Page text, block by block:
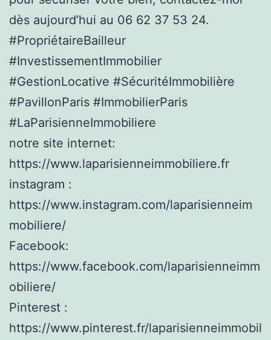
dès aujourd’hui au 06 62 37 53 24.
#PropriétaireBailleur
#InvestissementImmobilier
#GestionLocative #SécuritéImmobilière
#PavillonParis #ImmobilierParis
#LaParisienneImmobiliere
notre site internet:
https://www.laparisienneimmobiliere.fr
instagram :
https://www.instagram.com/laparisienneim
mobiliere/
Facebook:
https://www.facebook.com/laparisienneimm
obiliere/
Pinterest :
https://www.pinterest.fr/laparisienneimmobil